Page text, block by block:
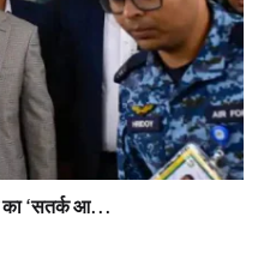
का ‘सतर्क आ...